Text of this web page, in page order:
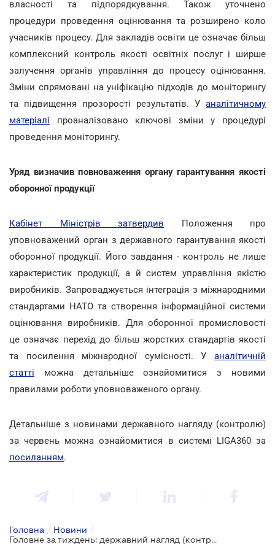
власності та підпорядкування. Також уточнено
процедури проведення оцінювання та розширено коло
учасників процесу. Для закладів освіти це означає більш
комплексний контроль якості освітніх послуг і ширше
залучення органів управління до процесу оцінювання.
Зміни спрямовані на уніфікацію підходів до моніторингу
та підвищення прозорості результатів. У аналітичному
матеріалі проаналізовано ключові зміни у процедурі
проведення моніторингу.
Уряд визначив повноваження органу гарантування якості
оборонної продукції
Кабінет Міністрів затвердив Положення про
уповноважений орган з державного гарантування якості
оборонної продукції. Його завдання - контроль не лише
характеристик продукції, а й систем управління якістю
виробників. Запроваджується інтеграція з міжнародними
стандартами НАТО та створення інформаційної системи
оцінювання виробників. Для оборонної промисловості
це означає перехід до більш жорстких стандартів якості
та посилення міжнародної сумісності. У аналітичній
статті можна детальніше ознайомитися з новими
правилами роботи уповноваженого органу.
Детальніше з новинами державного нагляду (контролю)
за червень можна ознайомитися в системі LIGA360 за
посиланням.
Головна / Новини /
Головне за тиждень: державний нагляд (контроль) та регулювання